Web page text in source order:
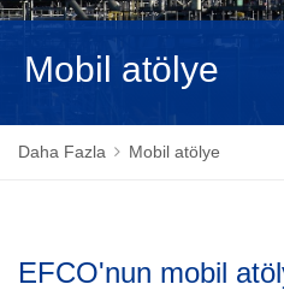
Mobil atölye
Daha Fazla Mobil atölye
EFCO'nun mobil